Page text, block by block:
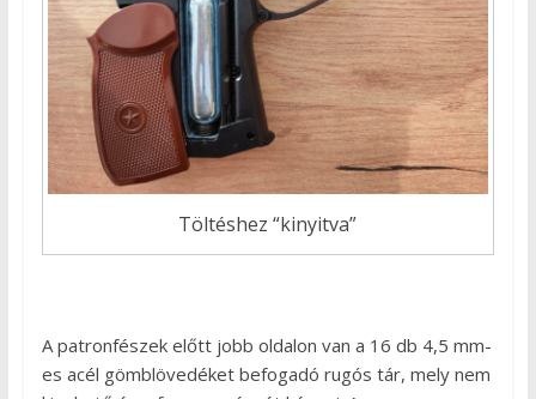
Töltéshez “kinyitva”
A patronfészek előtt jobb oldalon van a 16 db 4,5 mm-
es acél gömblövedéket befogadó rugós tár, mely nem